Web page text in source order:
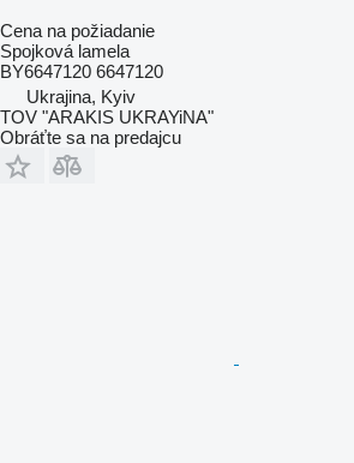
Cena na požiadanie
Spojková lamela
BY6647120 6647120
Ukrajina, Kyiv
TOV "ARAKIS UKRAYiNA"
Obráťte sa na predajcu